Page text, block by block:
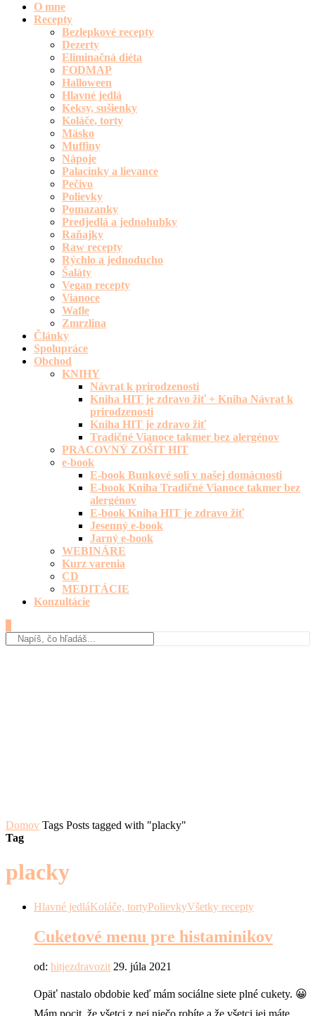
O mne
Recepty
Bezlepkové recepty
Dezerty
Eliminačná diéta
FODMAP
Halloween
Hlavné jedlá
Keksy, sušienky
Koláče, torty
Mäsko
Muffiny
Nápoje
Palacinky a lievance
Pečivo
Polievky
Pomazanky
Predjedlá a jednohubky
Raňajky
Raw recepty
Rýchlo a jednoducho
Šaláty
Vegan recepty
Vianoce
Wafle
Zmrzlina
Články
Spolupráce
Obchod
KNIHY
Návrat k prirodzenosti
Kniha HIT je zdravo žiť + Kniha Návrat k
prirodzenosti
Kniha HIT je zdravo žiť
Tradičné Vianoce takmer bez alergénov
PRACOVNÝ ZOŠIT HIT
e-book
E-book Bunkové soli v našej domácnosti
E-book Kniha Tradičné Vianoce takmer bez
alergénov
E-book Kniha HIT je zdravo žiť
Jesenný e-book
Jarný e-book
WEBINÁRE
Kurz varenia
CD
MEDITÁCIE
Konzultácie
Domov Tags Posts tagged with "placky"
Tag
placky
Hlavné jedláKoláče, tortyPolievkyVšetky recepty
Cuketové menu pre histaminikov
od: hitjezdravozit 29. júla 2021
Opäť nastalo obdobie keď mám sociálne siete plné cukety. 😀
Mám pocit, že všetci z nej niečo robíte a že všetci jej máte